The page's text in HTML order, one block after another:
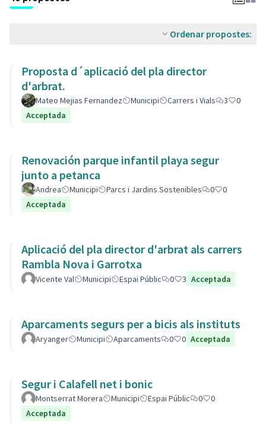
Ordenar propostes:
Proposta d´aplicació del pla director
d'arbrat.
Mateo Mejias Fernandez Municipi Carrers i Vials 3
0
Acceptada
Renovación parque infantil playa segur
junto a petanca
Andrea Municipi Parcs i Jardins Sostenibles 0
0
Acceptada
Aplicació del pla director d'arbrat als carrers
Rambla Nova i Garrotxa
Vicente Val Municipi Espai Públic 0 3 Acceptada
Aparcaments segurs per a bicis als instituts
Aryanger Municipi Aparcaments 0 0 Acceptada
Segur i Calafell net i bonic
Montserrat Morera Municipi Espai Públic 0
0
Acceptada